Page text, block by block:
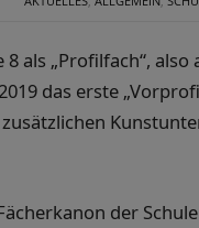
als „Profilfach“, also
das erste
der Schule